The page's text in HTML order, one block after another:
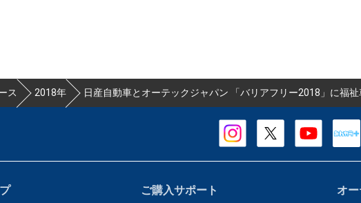
ス 2018年 日産自動車とオーテックジャパン 「バリアフリー2018」に福
ご購入サポート オ